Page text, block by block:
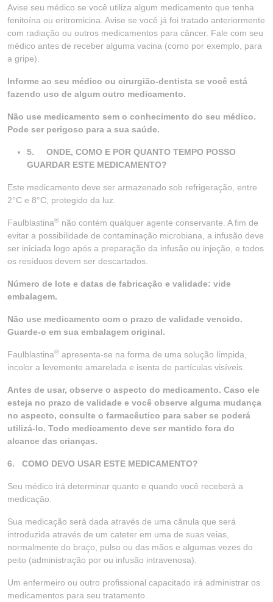
Avise seu médico se você utiliza algum medicamento que tenha
fenitoína ou eritromicina. Avise se você já foi tratado anteriormente
com radiação ou outros medicamentos para câncer. Fale com seu
médico antes de receber alguma vacina (como por exemplo, para
a gripe).
Informe ao seu médico ou cirurgião-dentista se você está
fazendo uso de algum outro medicamento.
Não use medicamento sem o conhecimento do seu médico.
Pode ser perigoso para a sua saúde.
5. ONDE, COMO E POR QUANTO TEMPO POSSO
GUARDAR ESTE MEDICAMENTO?
Este medicamento deve ser armazenado sob refrigeração, entre
2°C e 8°C, protegido da luz.
Faulblastina® não contém qualquer agente conservante. A fim de
evitar a possibilidade de contaminação microbiana, a infusão deve
ser iniciada logo após a preparação da infusão ou injeção, e todos
os resíduos devem ser descartados.
Número de lote e datas de fabricação e validade: vide
embalagem.
Não use medicamento com o prazo de validade vencido.
Guarde-o em sua embalagem original.
Faulblastina® apresenta-se na forma de uma solução límpida,
incolor a levemente amarelada e isenta de partículas visíveis.
Antes de usar, observe o aspecto do medicamento. Caso ele
esteja no prazo de validade e você observe alguma mudança
no aspecto, consulte o farmacêutico para saber se poderá
utilizá-lo. Todo medicamento deve ser mantido fora do
alcance das crianças.
6. COMO DEVO USAR ESTE MEDICAMENTO?
Seu médico irá determinar quanto e quando você receberá a
medicação.
Sua medicação será dada através de uma cânula que será
introduzida através de um cateter em uma de suas veias,
normalmente do braço, pulso ou das mãos e algumas vezes do
peito (administração por ou infusão intravenosa).
Um enfermeiro ou outro profissional capacitado irá administrar os
medicamentos para seu tratamento.